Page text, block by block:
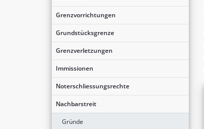
Grenzvorrichtungen
Grundstücksgrenze
Grenzverletzungen
Immissionen
Noterschliessungsrechte
Nachbarstreit
Gründe